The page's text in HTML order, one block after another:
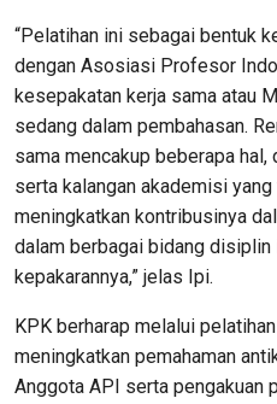
“Pelatihan ini sebagai bentuk
dengan Asosiasi Profesor
kesepakatan kerja sama atau
sedang dalam pembahasan.
sama mencakup beberapa
serta kalangan akademisi
meningkatkan kontribusinya
dalam berbagai bidang
kepakarannya,” jelas Ipi.
KPK berharap melalui
meningkatkan pemahaman
Anggota API serta pengakuan